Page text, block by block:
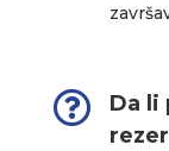

Da li